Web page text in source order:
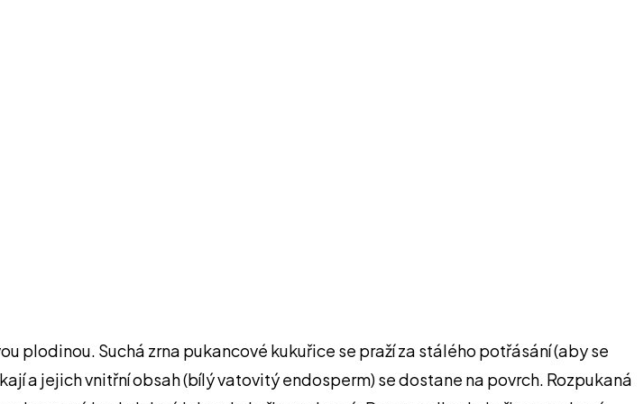
Suchá zrna pukancové kukuřice se praží za stálého potřásání (aby se
a jejich vnitřní obsah (bílý vatovitý endosperm) se dostane na povrch. Rozpukaná